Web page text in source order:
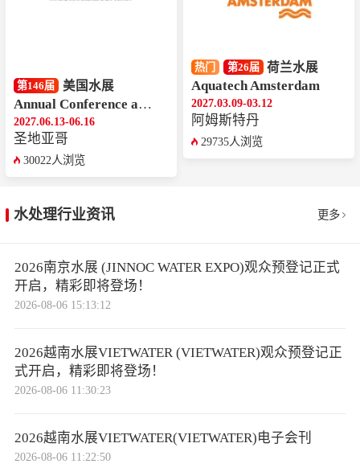
第146届 美国水展
Annual Conference and Exposition
2027.06.13-06.16
圣地亚哥
30022人浏览
热门 第26届 荷兰水展
Aquatech Amsterdam
2027.03.09-03.12
阿姆斯特丹
29735人浏览
水处理行业资讯 更多
2026南京水展 (JINNOC WATER EXPO)观众预登记正式
开启，精彩即将登场！
2026-08-06 15:13:12
2026越南水展VIETWATER (VIETWATER)观众预登记正
式开启，精彩即将登场！
2026-08-06 11:30:23
2026越南水展VIETWATER(VIETWATER)电子会刊
2026-08-06 11:22:50